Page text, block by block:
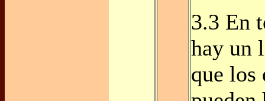
3.3 En
hay un
que los